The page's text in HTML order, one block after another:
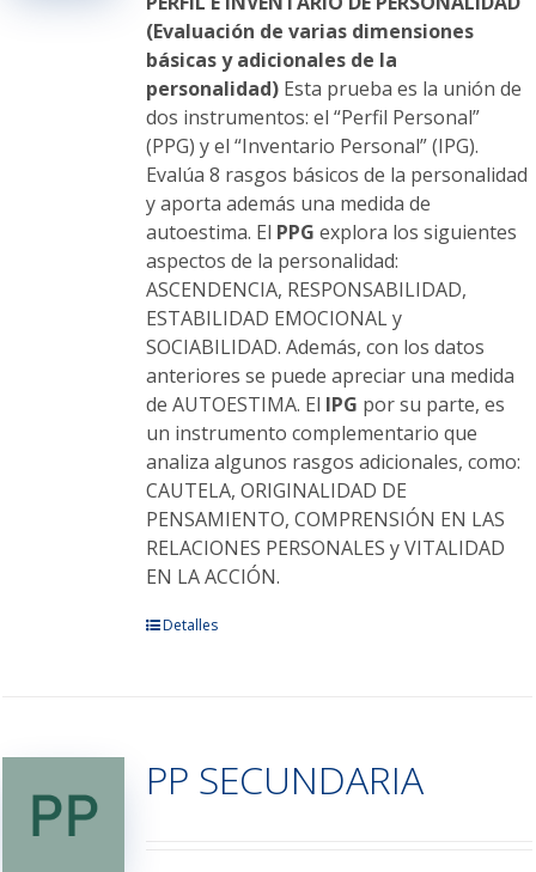
en
la
página
de
producto
(Evaluación de varias dimensiones
básicas y adicionales de la
personalidad)Esta prueba es la unión de
dos instrumentos: el “Perfil Personal”
(PPG) y el “Inventario Personal” (IPG).
Evalúa 8 rasgos básicos de la personalidad
y aporta además una medida de
autoestima. El PPG explora los siguientes
aspectos de la personalidad:
ASCENDENCIA, RESPONSABILIDAD,
ESTABILIDAD EMOCIONAL y
SOCIABILIDAD. Además, con los datos
anteriores se puede apreciar una medida
de AUTOESTIMA. El IPG por su parte, es
un instrumento complementario que
analiza algunos rasgos adicionales, como:
CAUTELA, ORIGINALIDAD DE
PENSAMIENTO, COMPRENSIÓN EN LAS
RELACIONES PERSONALES y VITALIDAD
EN LA ACCIÓN.
Este
Las
opciones
Detalles
PP SECUNDARIA